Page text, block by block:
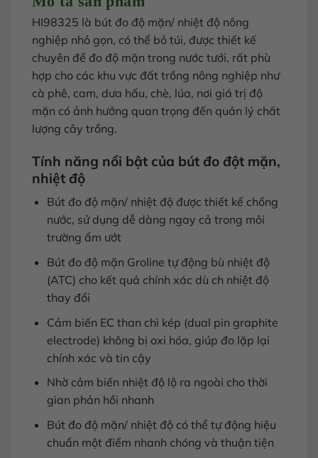
HI98325 là bút đo độ mặn/ nhiệt độ nông
nghiệp nhỏ gọn, có thể bỏ túi, được thiết kế
chuyên để đo độ mặn trong nước tưới, rất phù
hợp cho các khu vực đất trồng nông nghiệp như
cà phê, cam, dưa hấu, chè, lúa, nơi giá trị độ
mặn có ảnh hưởng quan trọng đến quản lý chất
lượng cây trồng.
Tính năng nổi bật của bút đo đột mặn,
nhiệt độ
Bút đo độ mặn/ nhiệt độ được thiết kế chống
nước, sử dụng dễ dàng ngay cả trong môi
trường ẩm ướt
Bút đo độ mặn Groline tự động bù nhiệt độ
(ATC) cho kết quả chính xác dù ch nhiệt độ
thay đổi
Cảm biến EC than chì kép (dual pin graphite
electrode) không bị oxi hóa, giúp đo lặp lại
chính xác và tin cậy
Nhờ cảm biến nhiệt độ lộ ra ngoài cho thời
gian phản hồi nhanh
Bút đo độ mặn/ nhiệt độ có thể tự động hiệu
chuẩn một điểm nhanh chóng và thuận tiện